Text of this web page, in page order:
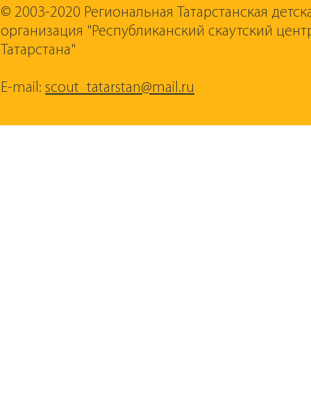
© 2003-2020 Региональная Татарстанская
организация "Республиканский скаутский
Татарстана"
E-mail: scout_tatarstan@mail.ru